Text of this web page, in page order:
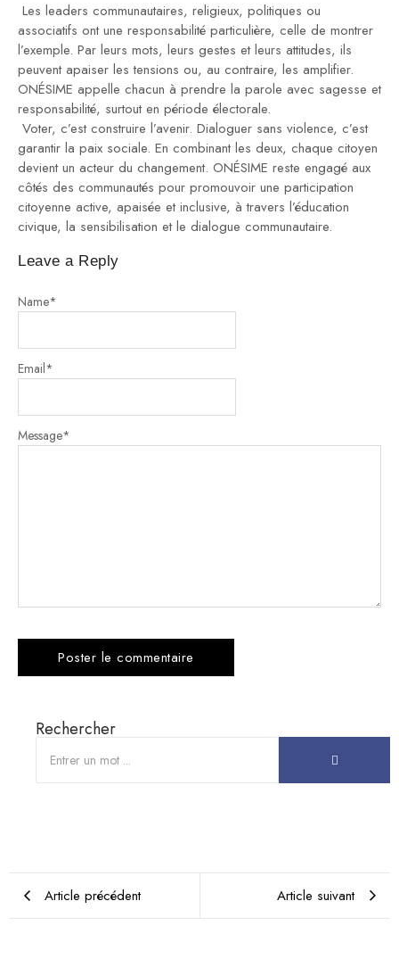
Rechercher
Les leaders communautaires, religieux, politiques ou
associatifs ont une responsabilité particulière, celle de montrer
l’exemple. Par leurs mots, leurs gestes et leurs attitudes, ils
peuvent apaiser les tensions ou, au contraire, les amplifier.
ONÉSIME appelle chacun à prendre la parole avec sagesse et
responsabilité, surtout en période électorale.
Voter, c’est construire l’avenir. Dialoguer sans violence, c’est
garantir la paix sociale. En combinant les deux, chaque citoyen
devient un acteur du changement. ONÉSIME reste engagé aux
côtés des communautés pour promouvoir une participation
citoyenne active, apaisée et inclusive, à travers l’éducation
civique, la sensibilisation et le dialogue communautaire.
Leave a Reply
Message*
Name*
Email*
Article précédent Article suivant